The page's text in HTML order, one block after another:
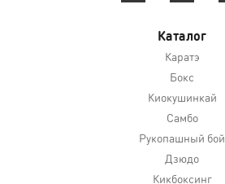
Каталог
Каратэ
Бокс
Киокушинкай
Самбо
Рукопашный бой
Дзюдо
Кикбоксинг